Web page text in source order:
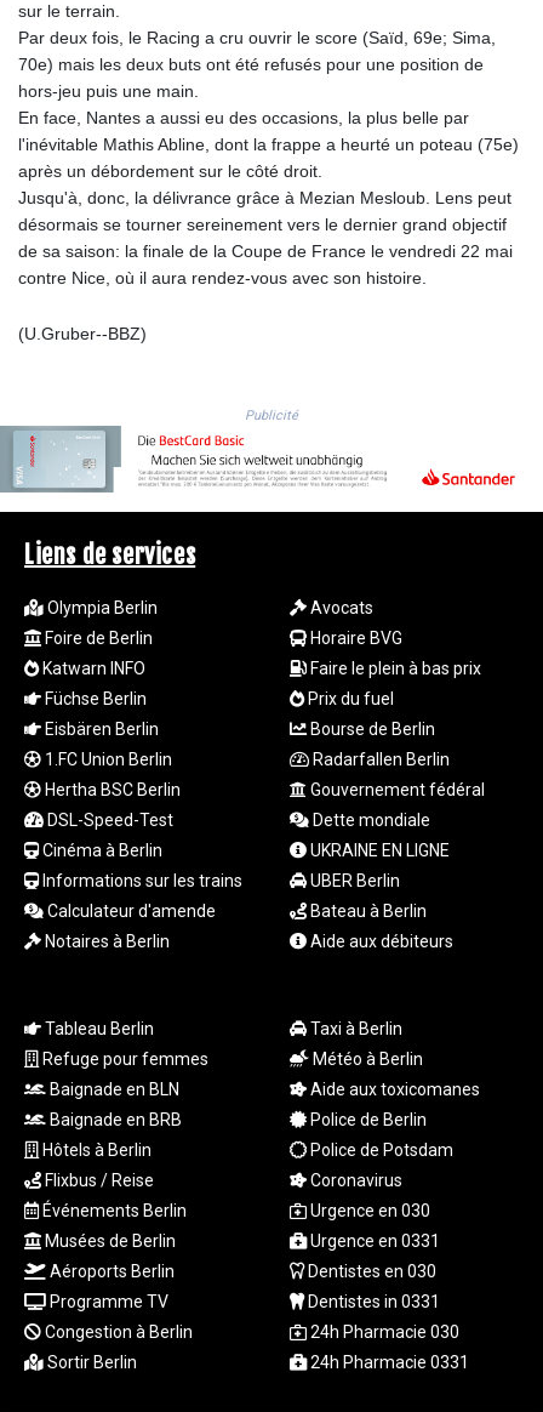
KZT
540.040464
26016.724996
LBP
103187.513486
LKR
386.502211
LRD
207.987652
MAD
MDL 20.037856
2425.815605
MNT
MOP 9.311421
MRU
46.322486
MUR
54.303818
MVR
17.850835
MWK
MXN
19.811612
73.835683
NAD 18.719883
NGN
1573.640789
NOK 10.986386
NPR
175.441455
NZD 1.961282
OMR 0.444252
PAB 1.152294
PEN 3.902292
PHP 70.184643
sur le terrain.
Par deux fois, le Racing a cru ouvrir le score (Saïd, 69e; Sima,
70e) mais les deux buts ont été refusés pour une position de
hors-jeu puis une main.
En face, Nantes a aussi eu des occasions, la plus belle par
l'inévitable Mathis Abline, dont la frappe a heurté un poteau (75e)
après un débordement sur le côté droit.
Jusqu'à, donc, la délivrance grâce à Mezian Mesloub. Lens peut
désormais se tourner sereinement vers le dernier grand objectif
de sa saison: la finale de la Coupe de France le vendredi 22 mai
contre Nice, où il aura rendez-vous avec son histoire.
(U.Gruber--BBZ)
Publicité
Liens de services
Olympia Berlin
Foire de Berlin
Katwarn INFO
Füchse Berlin
Eisbären Berlin
1.FC Union Berlin
Hertha BSC Berlin
DSL-Speed-Test
Cinéma à Berlin
Informations sur les trains
Calculateur d'amende
Notaires à Berlin
Avocats
Horaire BVG
Faire le plein à bas prix
Prix du fuel
Bourse de Berlin
Radarfallen Berlin
Gouvernement fédéral
Dette mondiale
UKRAINE EN LIGNE
UBER Berlin
Bateau à Berlin
Aide aux débiteurs
Tableau Berlin
Refuge pour femmes
Baignade en BLN
Baignade en BRB
Hôtels à Berlin
Flixbus / Reise
Événements Berlin
Musées de Berlin
Aéroports Berlin
Programme TV
Congestion à Berlin
Sortir Berlin
Taxi à Berlin
Météo à Berlin
Aide aux toxicomanes
Police de Berlin
Police de Potsdam
Coronavirus
Urgence en 030
Urgence en 0331
Dentistes en 030
Dentistes in 0331
24h Pharmacie 030
24h Pharmacie 0331